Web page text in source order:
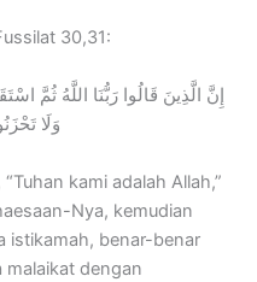
30,31:
إِنَّ الَّذِينَ قَالُوا رَبُّنَا اللَّهُ ثُمَّ
وَلَا
kami adalah Allah,”
Nya, kemudian
istikamah, benar-benar
malaikat dengan